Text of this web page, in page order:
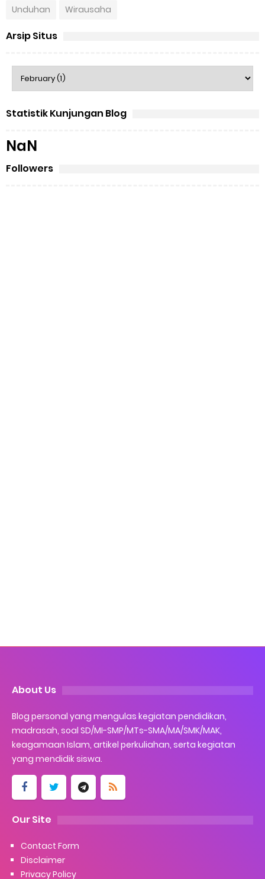
Unduhan
Wirausaha
Arsip Situs
Statistik Kunjungan Blog
NaN
Followers
About Us
Blog personal yang mengulas kegiatan pendidikan,
madrasah, soal SD/MI-SMP/MTs-SMA/MA/SMK/MAK,
keagamaan Islam, artikel perkuliahan, serta kegiatan
yang mendidik siswa.
Our Site
Contact Form
Disclaimer
Privacy Policy